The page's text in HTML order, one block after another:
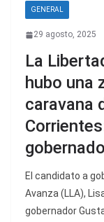
GENERAL
29 agosto, 2025
La
hubo una
caravana
El candidato a
Avanza (LLA),
gobernador